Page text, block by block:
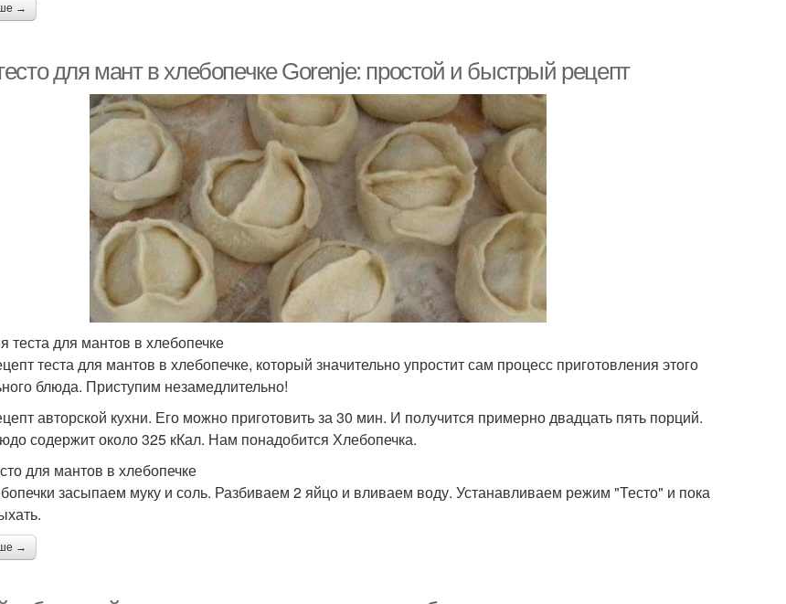
→
для мант в хлебопечке Gorenje: простой и быстрый рецепт
теста для мантов в хлебопечке
теста для мантов в хлебопечке, который значительно упростит сам процесс приготовления этого
блюда. Приступим незамедлительно!
авторской кухни. Его можно приготовить за 30 мин. И получится примерно двадцать пять порций.
содержит около 325 кКал. Нам понадобится Хлебопечка.
для мантов в хлебопечке
засыпаем муку и соль. Разбиваем 2 яйцо и вливаем воду. Устанавливаем режим "Тесто" и пока
→